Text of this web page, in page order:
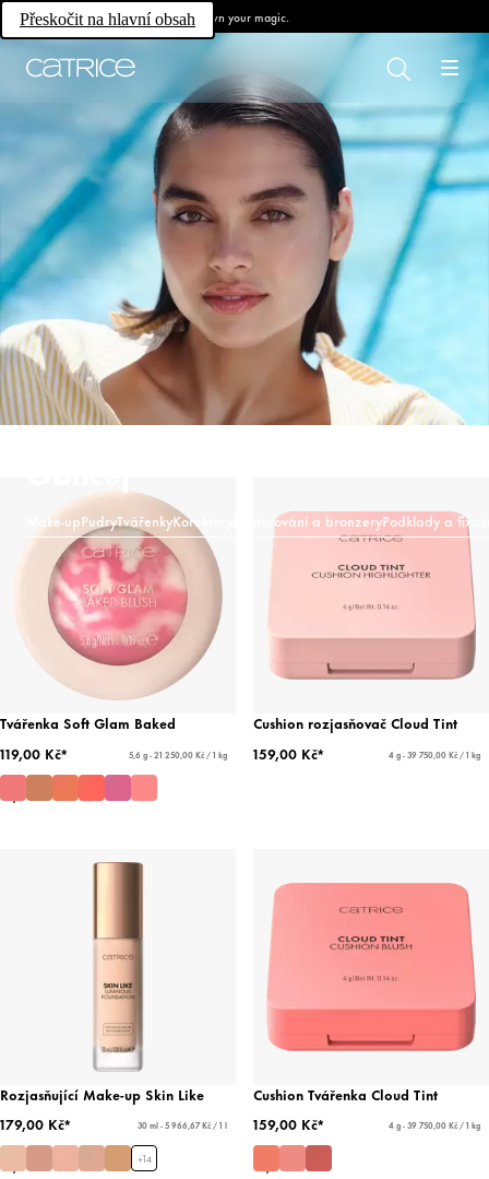
Přeskočit na hlavní obsah Own your magic.
Make-upPudryTvářenkyKorektory Konturování a bronzeryPodklady a
Tvářenka Soft Glam Baked
119,00 Kč*
5,6 g - 21 250,00 Kč / 1 kg
Cushion rozjasňovač Cloud Tint
159,00 Kč*
4 g - 39 750,00 Kč / 1 kg
Rozjasňující Make-up Skin Like
179,00 Kč*
30 ml - 5 966,67 Kč / 1 l
+14
Cushion Tvářenka Cloud Tint
159,00 Kč*
4 g - 39 750,00 Kč / 1 kg